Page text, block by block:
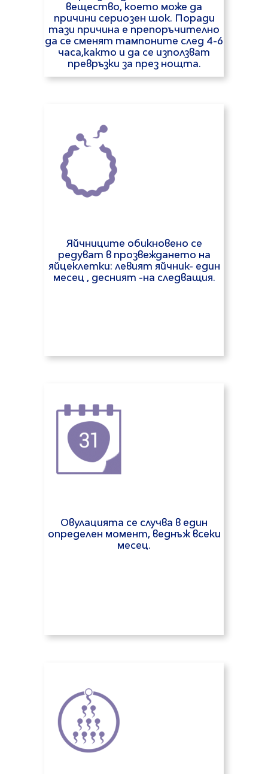
вещество, което може да
причини сериозен шок. Поради
тази причина е препоръчително
да се сменят тампоните след 4-6
часа,както и да се използват
превръзки за през нощта.
Яйчниците обикновено се
редуват в прозвеждането на
яйцеклетки: левият яйчник- един
месец , десният -на следващия.
Овулацията се случва в един
определен момент, веднъж всеки
месец.